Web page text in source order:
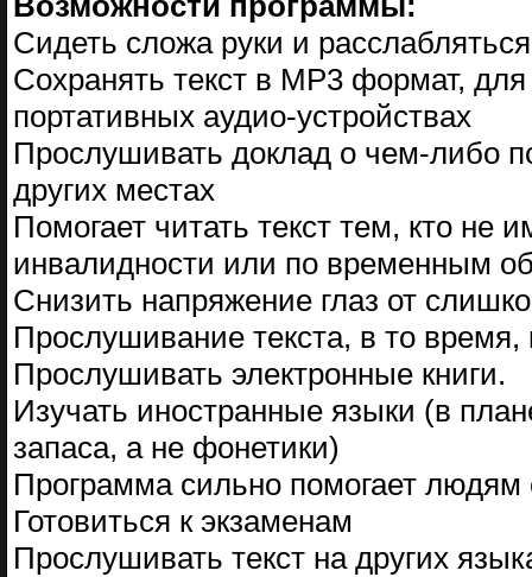
Сидеть сложа руки и
Сохранять текст в MP3 формат,
портативных аудио-устройствах
Прослушивать доклад о чем-либо
других местах
Помогает читать текст тем, кто не
инвалидности или по временным
Снизить напряжение глаз от
Прослушивание текста, в то
Прослушивать электронные книги.
Изучать иностранные языки (в
запаса, а не фонетики)
Программа сильно помогает
Готовиться к экзаменам
Прослушивать текст на других